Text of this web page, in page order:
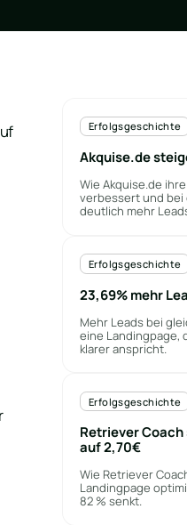
Erfolgsgeschichte
Akquise.de
Wie Akquise.de
verbessert und
deutlich mehr
Erfolgsgeschichte
23,69% mehr
Mehr Leads bei
eine Landingpage,
klarer anspricht.
Erfolgsgeschichte
Retriever
auf 2,70€
Wie Retriever
Landingpage
82 % senkt.